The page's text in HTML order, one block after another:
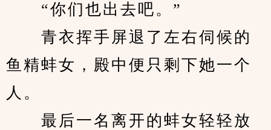
“你们也出去吧。”
青衣挥手屏退了左右伺候的
鱼精蚌女，殿中便只剩下她一个
人。
最后一名离开的蚌女轻轻放